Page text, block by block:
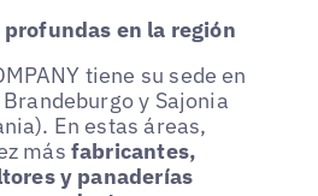
profundas en la región
tiene su sede en
y Sajonia
En estas áreas,
más fabricantes,
y panaderías